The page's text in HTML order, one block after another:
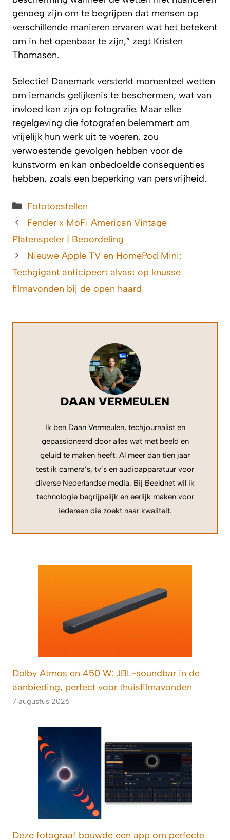
genoeg zijn om te begrijpen dat mensen op
verschillende manieren ervaren wat het betekent
om in het openbaar te zijn,” zegt Kristen
Thomasen.
Selectief Danemark versterkt momenteel wetten
om iemands gelijkenis te beschermen, wat van
invloed kan zijn op fotografie. Maar elke
regelgeving die fotografen belemmert om
vrijelijk hun werk uit te voeren, zou
verwoestende gevolgen hebben voor de
kunstvorm en kan onbedoelde consequenties
hebben, zoals een beperking van persvrijheid.
Categorieën
Fototoestellen
Fender x MoFi American Vintage
Platenspeler | Beoordeling
Nieuwe Apple TV en HomePod Mini:
Techgigant anticipeert alvast op knusse
filmavonden bij de open haard
DAAN VERMEULEN
Ik ben Daan Vermeulen, techjournalist en
gepassioneerd door alles wat met beeld en
geluid te maken heeft. Al meer dan tien jaar
test ik camera’s, tv’s en audioapparatuur voor
diverse Nederlandse media. Bij Beeldnet wil ik
technologie begrijpelijk en eerlijk maken voor
iedereen die zoekt naar kwaliteit.
Dolby Atmos en 450 W: JBL-soundbar in de
aanbieding, perfect voor thuisfilmavonden
7 augustus 2026
Deze fotograaf bouwde een app om perfecte